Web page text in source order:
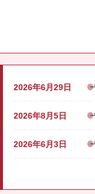
2026年6月29日
2026年8月5日
2026年6月3日